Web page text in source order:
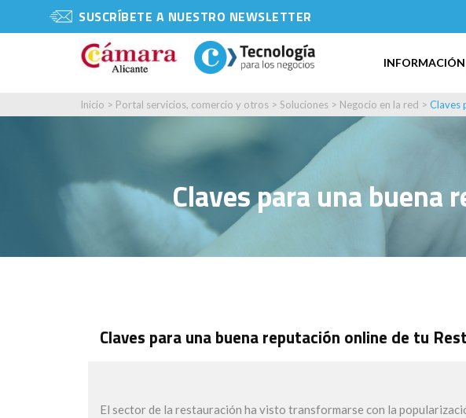
SUSCRÍBETE A NUESTRO NEWSLETTER
INFORMACIÓN
Inicio > Portal servicios, comercio y otros > Soluciones > Negocio en la red > Claves
Claves para una buena
Claves para una buena reputación online de tu
El sector de la restauración ha visto transformarse con la